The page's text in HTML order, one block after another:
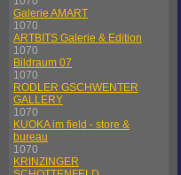
Galerie AMART
1070
ARTBITS Galerie & Edition
1070
Bildraum 07
1070
RODLER GSCHWENTER
GALLERY
1070
KUOKA im field - store &
bureau
1070
KRINZINGER